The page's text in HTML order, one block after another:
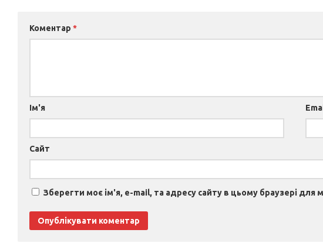
Коментар *
Ім'я
Сайт
Зберегти моє ім'я, e-mail, та адресу сайту в цьому браузері для